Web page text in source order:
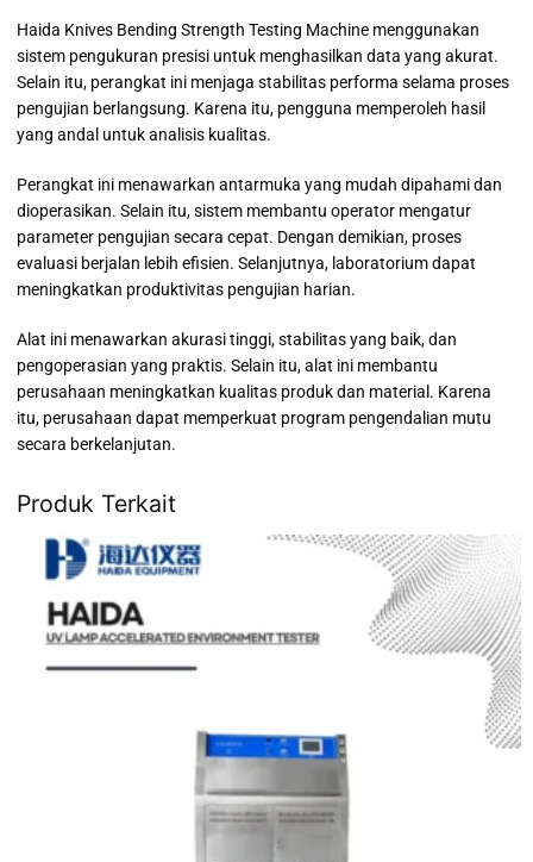
Haida Knives Bending Strength Testing Machine menggunakan
sistem pengukuran presisi untuk menghasilkan data yang akurat.
Selain itu, perangkat ini menjaga stabilitas performa selama proses
pengujian berlangsung. Karena itu, pengguna memperoleh hasil
yang andal untuk analisis kualitas.
Perangkat ini menawarkan antarmuka yang mudah dipahami dan
dioperasikan. Selain itu, sistem membantu operator mengatur
parameter pengujian secara cepat. Dengan demikian, proses
evaluasi berjalan lebih efisien. Selanjutnya, laboratorium dapat
meningkatkan produktivitas pengujian harian.
Alat ini menawarkan akurasi tinggi, stabilitas yang baik, dan
pengoperasian yang praktis. Selain itu, alat ini membantu
perusahaan meningkatkan kualitas produk dan material. Karena
itu, perusahaan dapat memperkuat program pengendalian mutu
secara berkelanjutan.
Produk Terkait